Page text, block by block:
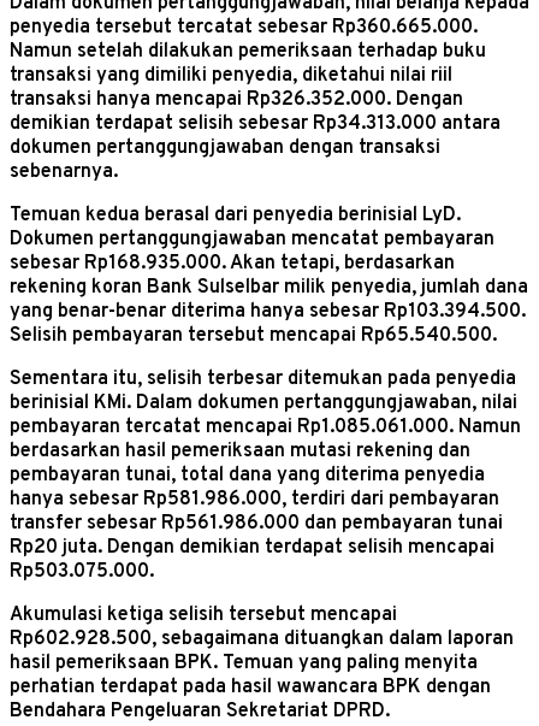
penyedia tersebut tercatat sebesar Rp360.665.000.
Namun setelah dilakukan pemeriksaan terhadap buku
transaksi yang dimiliki penyedia, diketahui nilai riil
transaksi hanya mencapai Rp326.352.000. Dengan
demikian terdapat selisih sebesar Rp34.313.000 antara
dokumen pertanggungjawaban dengan transaksi
sebenarnya.
Temuan kedua berasal dari penyedia berinisial LyD.
Dokumen pertanggungjawaban mencatat pembayaran
sebesar Rp168.935.000. Akan tetapi, berdasarkan
rekening koran Bank Sulselbar milik penyedia, jumlah dana
yang benar-benar diterima hanya sebesar Rp103.394.500.
Selisih pembayaran tersebut mencapai Rp65.540.500.
Sementara itu, selisih terbesar ditemukan pada penyedia
berinisial KMi. Dalam dokumen pertanggungjawaban, nilai
pembayaran tercatat mencapai Rp1.085.061.000. Namun
berdasarkan hasil pemeriksaan mutasi rekening dan
pembayaran tunai, total dana yang diterima penyedia
hanya sebesar Rp581.986.000, terdiri dari pembayaran
transfer sebesar Rp561.986.000 dan pembayaran tunai
Rp20 juta. Dengan demikian terdapat selisih mencapai
Rp503.075.000.
Akumulasi ketiga selisih tersebut mencapai
Rp602.928.500, sebagaimana dituangkan dalam laporan
hasil pemeriksaan BPK. Temuan yang paling menyita
perhatian terdapat pada hasil wawancara BPK dengan
Bendahara Pengeluaran Sekretariat DPRD.